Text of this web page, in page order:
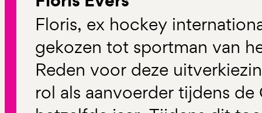
Floris, ex hockey
gekozen tot sportman van
Reden voor deze
rol als aanvoerder tijdens